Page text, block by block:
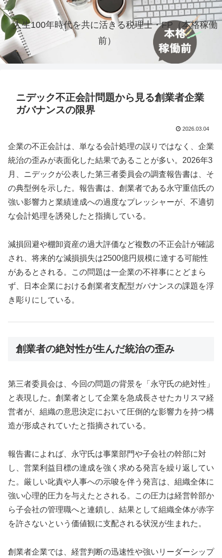
人生100年時代を共に活きる税理士・FP（本格稼働
前）
ニデック不正会計問題から見る創業者企業
ガバナンスの限界
2026.03.04
企業の不正会計は、単なる会計処理の誤りではなく、企業
統治の歪みが表面化した結果であることが多い。2026年3
月、ニデックが公表した第三者委員会の調査報告書は、そ
の典型例を示した。報告書は、創業者である永守重信氏の
強い影響力と業績達成への過度なプレッシャーが、不適切
な会計処理を誘発したと指摘している。
減損回避や棚卸資産の過大評価など複数の不正会計が確認
され、将来的な減損損失は2500億円規模に達する可能性
があるとされる。この問題は一企業の不祥事にとどまら
ず、日本企業における創業者支配型ガバナンスの課題を浮
き彫りにしている。
創業者の絶対性が生んだ統治の歪み
第三者委員会は、今回の問題の背景を「永守氏の絶対性」
と表現した。創業者として企業を急成長させたカリスマ経
営者が、組織の意思決定において圧倒的な影響力を持つ構
造が形成されていたと指摘されている。
報告書によれば、永守氏は事業部門や子会社の幹部に対
し、営業利益目標の達成を強く求める発言を繰り返してい
た。厳しい叱責や人事への示唆を伴う発言は、組織全体に
強い心理的圧力を与えたとされる。この圧力は経営幹部か
ら子会社の管理職へと連鎖し、結果として組織全体が赤字
を許さないという価値観に支配される状況が生まれた。
創業者企業では、経営判断の迅速性や強いリーダーシップ